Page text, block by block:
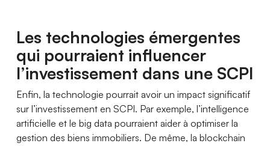
Les technologies émergentes
qui pourraient influencer
l’investissement dans une SCPI
Enfin, la technologie pourrait avoir un impact significatif
sur l’investissement en SCPI. Par exemple, l’intelligence
artificielle et le big data pourraient aider à optimiser la
gestion des biens immobiliers. De même, la blockchain